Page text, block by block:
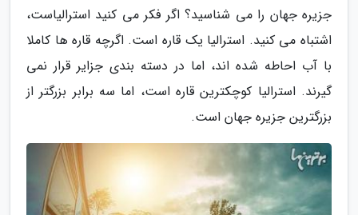
جزیره جهان را می شناسید؟ اگر فکر می کنید استرالیاست،
اشتباه می کنید. استرالیا یک قاره است. اگرچه قاره ها کاملا
با آب احاطه شده اند، اما در دسته بندی جزایر قرار نمی
گیرند. استرالیا کوچکترین قاره است، اما سه برابر بزرگتر از
بزرگترین جزیره جهان است.